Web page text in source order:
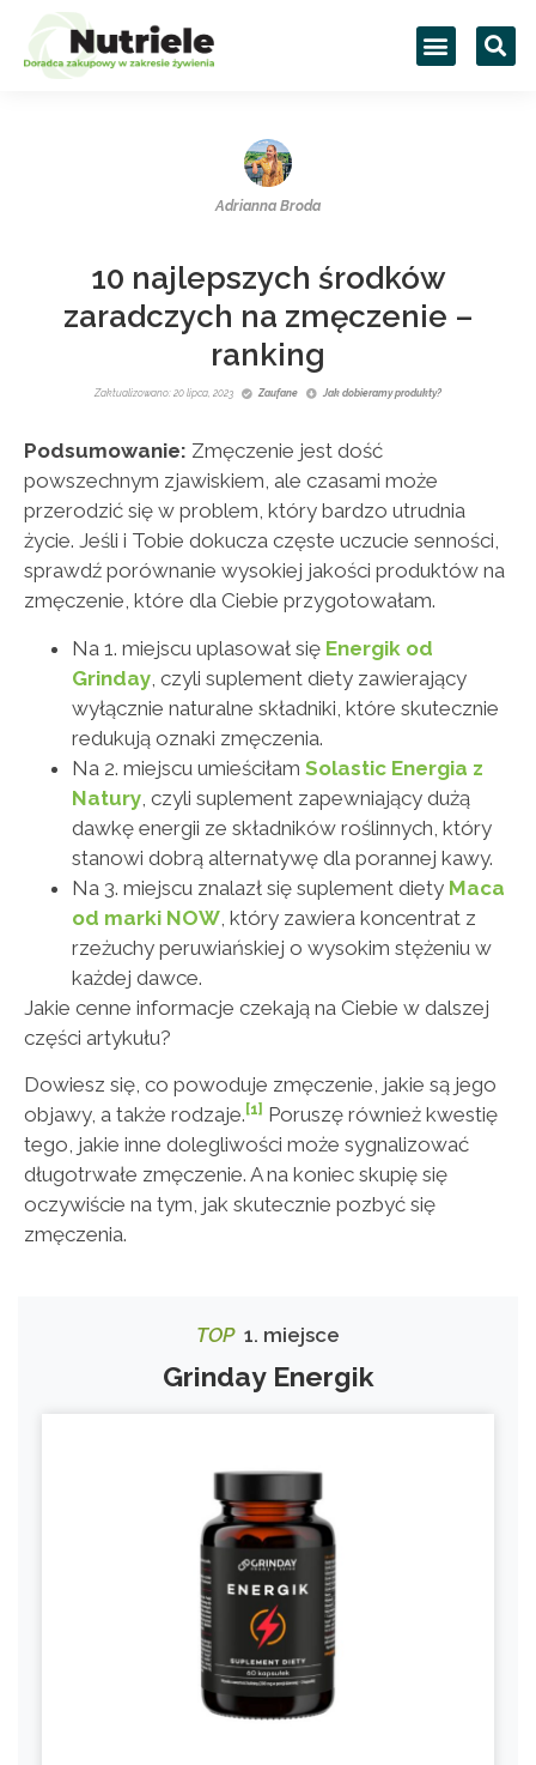
Adrianna Broda
10 najlepszych środków
zaradczych na zmęczenie –
ranking
Zaktualizowano: 20 lipca, 2023 Zaufane Jak dobieramy produkty?
Podsumowanie: Zmęczenie jest dość
powszechnym zjawiskiem, ale czasami może
przerodzić się w problem, który bardzo utrudnia
życie. Jeśli i Tobie dokucza częste uczucie senności,
sprawdź porównanie wysokiej jakości produktów na
zmęczenie, które dla Ciebie przygotowałam.
Na 1. miejscu uplasował się Energik od
Grinday , czyli suplement diety zawierający
wyłącznie naturalne składniki, które skutecznie
redukują oznaki zmęczenia.
Na 2. miejscu umieściłam Solastic Energia z
Natury , czyli suplement zapewniający dużą
dawkę energii ze składników roślinnych, który
stanowi dobrą alternatywę dla porannej kawy.
Na 3. miejscu znalazł się suplement diety Maca
od marki NOW , który zawiera koncentrat z
rzeżuchy peruwiańskiej o wysokim stężeniu w
każdej dawce.
Jakie cenne informacje czekają na Ciebie w dalszej
części artykułu?
Dowiesz się, co powoduje zmęczenie, jakie są jego
objawy, a także rodzaje.[1] Poruszę również kwestię
tego, jakie inne dolegliwości może sygnalizować
długotrwałe zmęczenie. A na koniec skupię się
oczywiście na tym, jak skutecznie pozbyć się
zmęczenia.
TOP1. miejsce
Grinday Energik